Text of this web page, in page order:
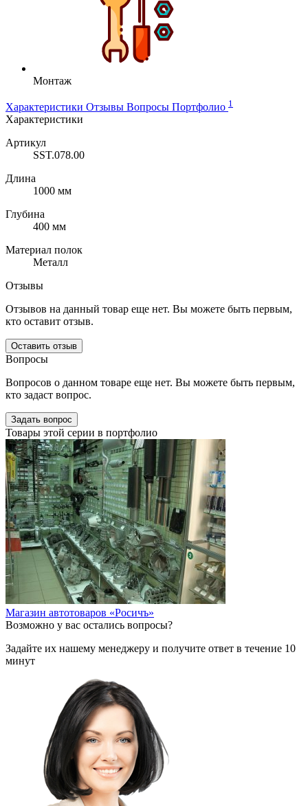
Монтаж
Характеристики Отзывы Вопросы Портфолио 1
Характеристики
Артикул
SST.078.00
Длина
1000 мм
Глубина
400 мм
Материал полок
Металл
Отзывы
Отзывов на данный товар еще нет. Вы можете быть первым,
кто оставит отзыв.
Оставить отзыв
Вопросы
Вопросов о данном товаре еще нет. Вы можете быть первым,
кто задаст вопрос.
Задать вопрос
Товары этой серии в портфолио
Магазин автотоваров «Росичъ»
Возможно у вас остались вопросы?
Задайте их нашему менеджеру и получите ответ в течение 10
минут